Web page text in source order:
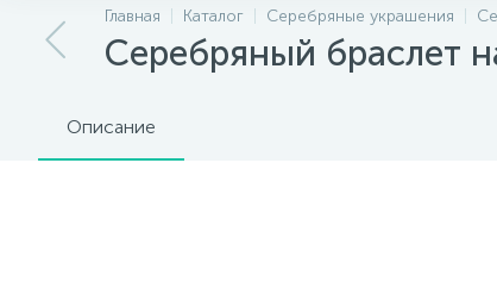
Главная Каталог Серебряные украшения
Серебряный браслет
Описание